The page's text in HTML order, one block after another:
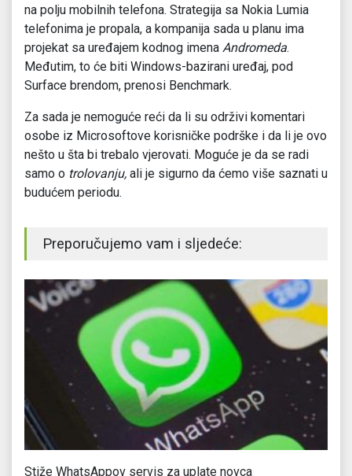
na polju mobilnih telefona. Strategija sa Nokia Lumia
telefonima je propala, a kompanija sada u planu ima
projekat sa uređajem kodnog imena Andromeda.
Međutim, to će biti Windows-bazirani uređaj, pod
Surface brendom, prenosi Benchmark.
Za sada je nemoguće reći da li su održivi komentari
osobe iz Microsoftove korisničke podrške i da li je ovo
nešto u šta bi trebalo vjerovati. Moguće je da se radi
samo o trolovanju, ali je sigurno da ćemo više saznati u
budućem periodu.
Preporučujemo vam i sljedeće:
Stiže WhatsAppov servis za uplate novca